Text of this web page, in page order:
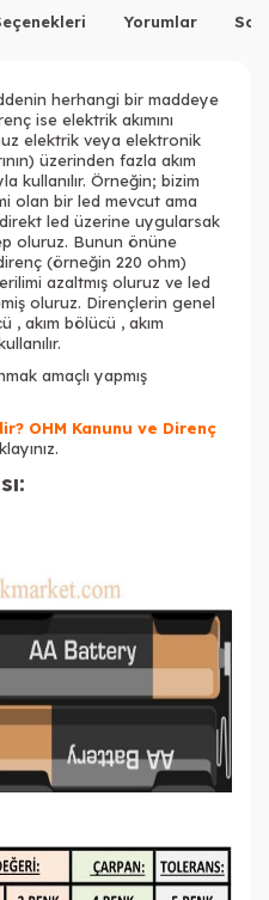
Yorumlar
herhangi bir maddeye
ise elektrik akımını
elektrik veya elektronik
üzerinden fazla akım
kullanılır. Örneğin; bizim
olan bir led mevcut ama
direkt led üzerine uygularsak
oluruz. Bunun önüne
(örneğin 220 ohm)
azaltmış oluruz ve led
oluruz. Dirençlerin genel
, akım bölücü , akım
amaçlı yapmış
OHM Kanunu ve Direnç